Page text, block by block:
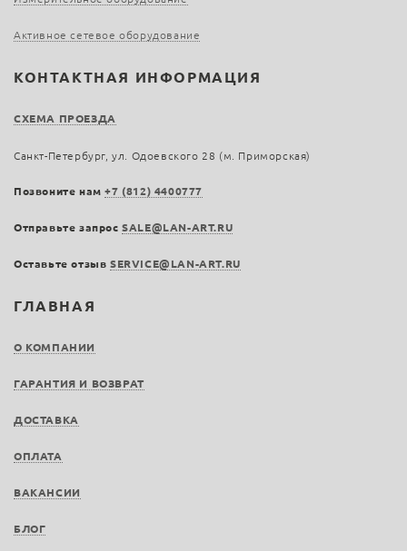
ГЛАВНАЯ
О КОМПАНИИ
ГАРАНТИЯ И ВОЗВРАТ
ДОСТАВКА
ОПЛАТА
ВАКАНСИИ
БЛОГ
Активное сетевое оборудование
КОНТАКТНАЯ ИНФОРМАЦИЯ
СХЕМА ПРОЕЗДА
Санкт-Петербург, ул. Одоевского 28 (м. Приморская)
Позвоните нам+7 (812) 4400777
Отправьте запросSALE@LAN-ART.RU
Оставьте отзыв SERVICE@LAN-ART.RU